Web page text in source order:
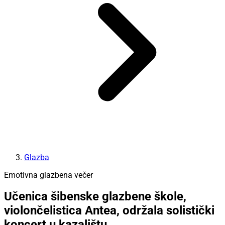
Glazba
Emotivna glazbena večer
Učenica šibenske glazbene škole,
violončelistica Antea, održala solistički